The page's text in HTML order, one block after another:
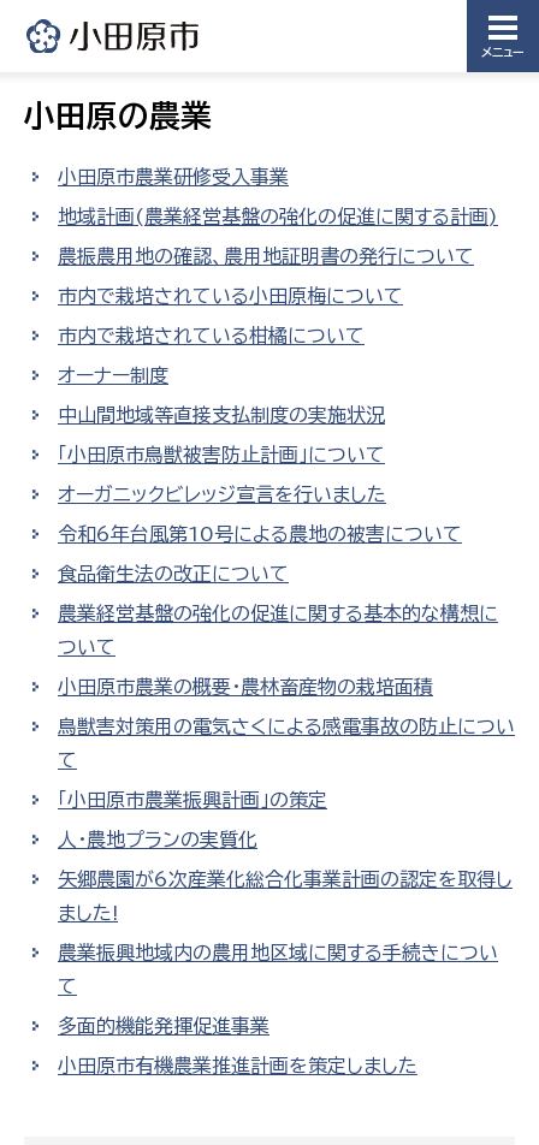
メニュー
小田原の農業
小田原市農業研修受入事業
地域計画(農業経営基盤の強化の促進に関する計画)
農振農用地の確認、農用地証明書の発行について
市内で栽培されている小田原梅について
市内で栽培されている柑橘について
オーナー制度
中山間地域等直接支払制度の実施状況
「小田原市鳥獣被害防止計画」について
オーガニックビレッジ宣言を行いました
令和6年台風第10号による農地の被害について
食品衛生法の改正について
農業経営基盤の強化の促進に関する基本的な構想に
ついて
小田原市農業の概要・農林畜産物の栽培面積
鳥獣害対策用の電気さくによる感電事故の防止につい
て
「小田原市農業振興計画」の策定
人・農地プランの実質化
矢郷農園が6次産業化総合化事業計画の認定を取得し
ました!
農業振興地域内の農用地区域に関する手続きについ
て
多面的機能発揮促進事業
小田原市有機農業推進計画を策定しました